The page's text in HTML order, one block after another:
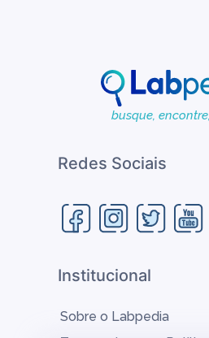
busque,
Redes Sociais
Institucional
Sobre o Labpedia